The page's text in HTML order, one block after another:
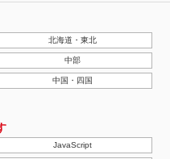
北海道・東北
中部
中国・四国
JavaScript